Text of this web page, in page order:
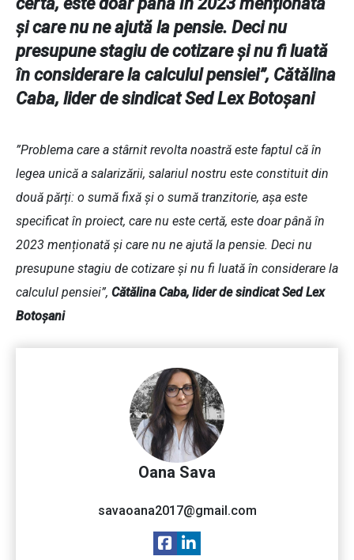
și care nu ne ajută la pensie. Deci nu
presupune stagiu de cotizare și nu fi luată
în considerare la calculul pensiei”, Cătălina
Caba, lider de sindicat Sed Lex Botoșani
”Problema care a stârnit revolta noastră este faptul că în
legea unică a salarizării, salariul nostru este constituit din
două părți: o sumă fixă și o sumă tranzitorie, așa este
specificat în proiect, care nu este certă, este doar până în
2023 menționată și care nu ne ajută la pensie. Deci nu
presupune stagiu de cotizare și nu fi luată în considerare la
calculul pensiei”, Cătălina Caba, lider de sindicat Sed Lex
Botoșani
Oana Sava
savaoana2017@gmail.com